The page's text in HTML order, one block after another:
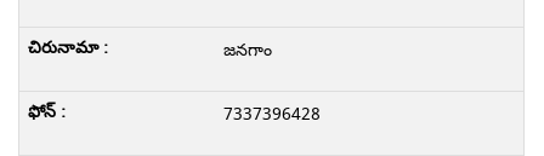
జనగాం
7337396428